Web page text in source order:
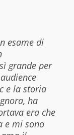
esame di
grande per
e la storia
ha
era che
e mi sono